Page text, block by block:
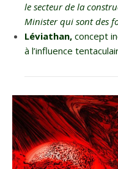
le secteur de la
Minister qui sont des
Léviathan, concept
à l’influence